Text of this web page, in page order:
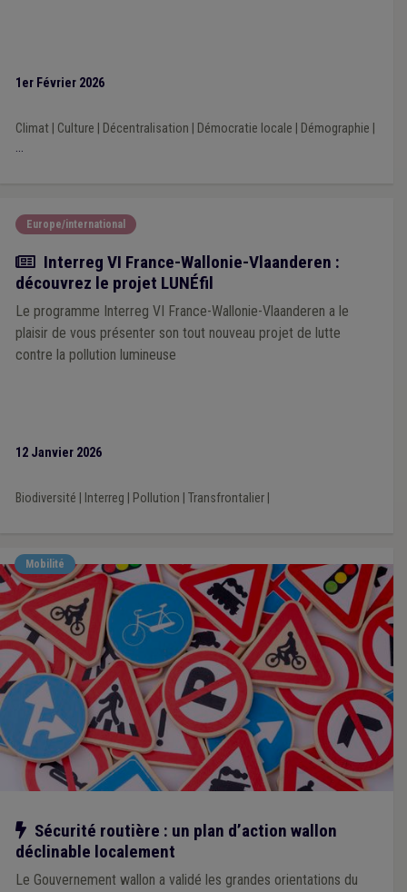
1er Février 2026
Climat| Culture Décentralisation Démocratie locale Démographie
...
Europe/international
Actualité
Interreg VI France-Wallonie-Vlaanderen :
découvrez le projet LUNÉfil
Le programme Interreg VI France-Wallonie-Vlaanderen a le
plaisir de vous présenter son tout nouveau projet de lutte
contre la pollution lumineuse
12 Janvier 2026
Biodiversité Interreg Pollution Transfrontalier|
Mobilité
Notre action
Sécurité routière : un plan d’action wallon
déclinable localement
Le Gouvernement wallon a validé les grandes orientations du